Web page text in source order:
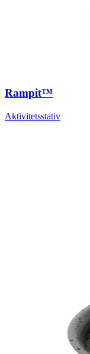
Rampit™
Aktivitetsstativ